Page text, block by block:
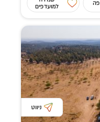
למועדפים
ניווט